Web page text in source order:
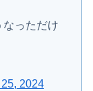
っただけ
2024